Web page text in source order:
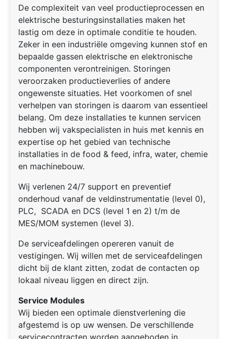
De complexiteit van veel productieprocessen en
elektrische besturingsinstallaties maken het
lastig om deze in optimale conditie te houden.
Zeker in een industriële omgeving kunnen stof en
bepaalde gassen elektrische en elektronische
componenten verontreinigen. Storingen
veroorzaken productieverlies of andere
ongewenste situaties. Het voorkomen of snel
verhelpen van storingen is daarom van essentieel
belang. Om deze installaties te kunnen servicen
hebben wij vakspecialisten in huis met kennis en
expertise op het gebied van technische
installaties in de food & feed, infra, water, chemie
en machinebouw.
Wij verlenen 24/7 support en preventief
onderhoud vanaf de veldinstrumentatie (level 0),
PLC, SCADA en DCS (level 1 en 2) t/m de
MES/MOM systemen (level 3).
De serviceafdelingen opereren vanuit de
vestigingen. Wij willen met de serviceafdelingen
dicht bij de klant zitten, zodat de contacten op
lokaal niveau liggen en direct zijn.
Service Modules
Wij bieden een optimale dienstverlening die
afgestemd is op uw wensen. De verschillende
servicecontracten worden aangeboden in